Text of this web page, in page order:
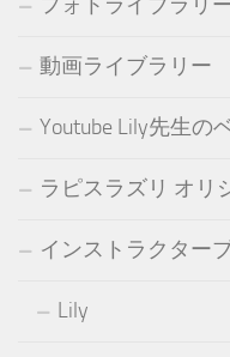
動画ライブラリー
Youtube Lily先生の
ラピスラズリ オリ
インストラクター
Lily